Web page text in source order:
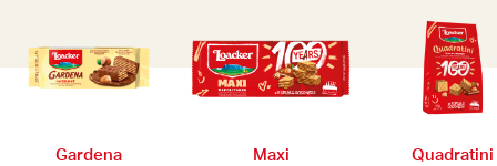
Gardena Maxi Quadratini